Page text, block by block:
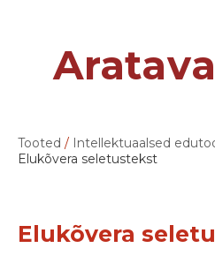
Tooted / Intellektuaalsed
Elukõvera seletustekst
Elukõvera